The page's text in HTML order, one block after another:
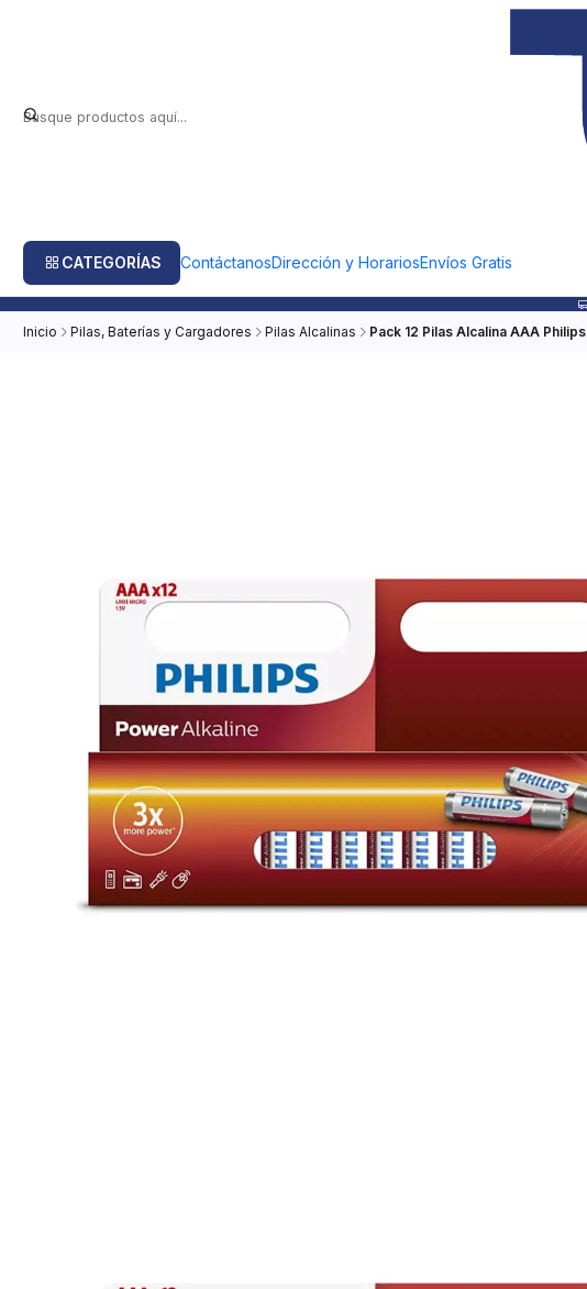
CATEGORÍAS ContáctanosDirección y HorariosEnvíos Gratis
Inicio Pilas, Baterías y Cargadores Pilas Alcalinas Pack 12 Pilas Alcalina AAA Philips